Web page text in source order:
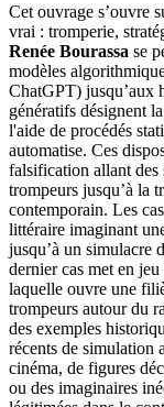
Cet ouvrage s’ouvre
vrai : tromperie,
Renée Bourassa se
modèles
ChatGPT) jusqu’aux
génératifs désignent
l'aide de procédés
automatise. Ces
falsification allant des
trompeurs jusqu’à la
contemporain. Les
littéraire imaginant
jusqu’à un simulacre
dernier cas met en
laquelle ouvre une
trompeurs autour du
des exemples
récents de simulation
cinéma, de figures
ou des imaginaires